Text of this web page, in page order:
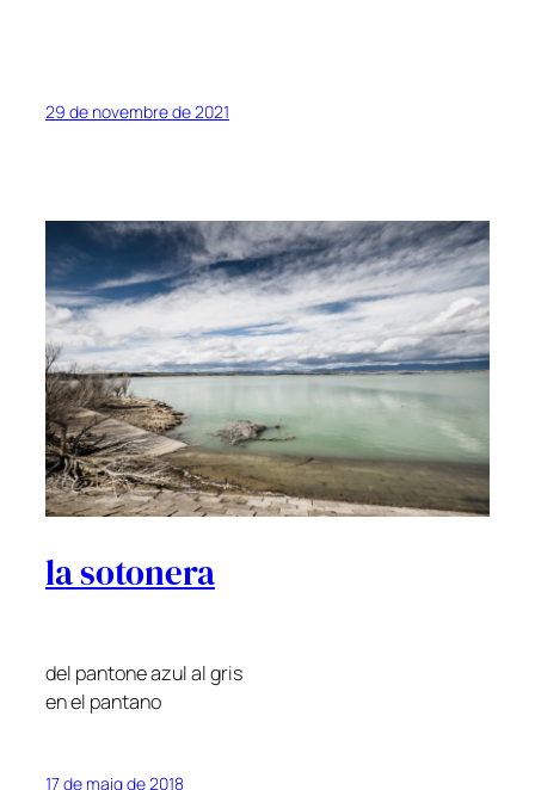
29 de novembre de 2021
la sotonera
del pantone azul al gris
en el pantano
17 de maig de 2018